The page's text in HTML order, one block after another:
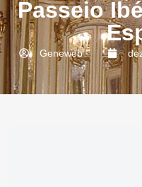
Passeio
Geneweb